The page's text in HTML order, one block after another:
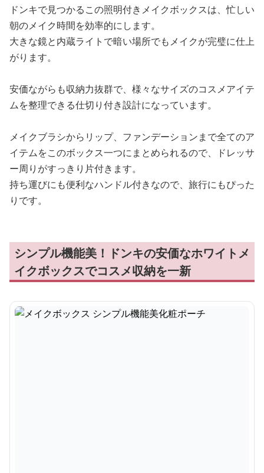
ドンキで見つかるこの照明付きメイクボックスは、忙しい
朝のメイク時間を効率的にします。
大きな鏡と内蔵ライトで暗い場所でもメイクが完璧に仕上
がります。
安価ながらも収納力抜群で、様々なサイズのコスメアイテ
ムを整理できる仕切り付き設計になっています。
メイクブラシからリップ、ファンデーションまで全てのア
イテムをこのボックス一つにまとめられるので、ドレッサ
ー周りがすっきり片付きます。
持ち運びにも便利なハンドル付きなので、旅行にもぴった
りです。
シンプル機能美！ドンキの安価なホワイトメ
イクボックスでコスメ収納を一新